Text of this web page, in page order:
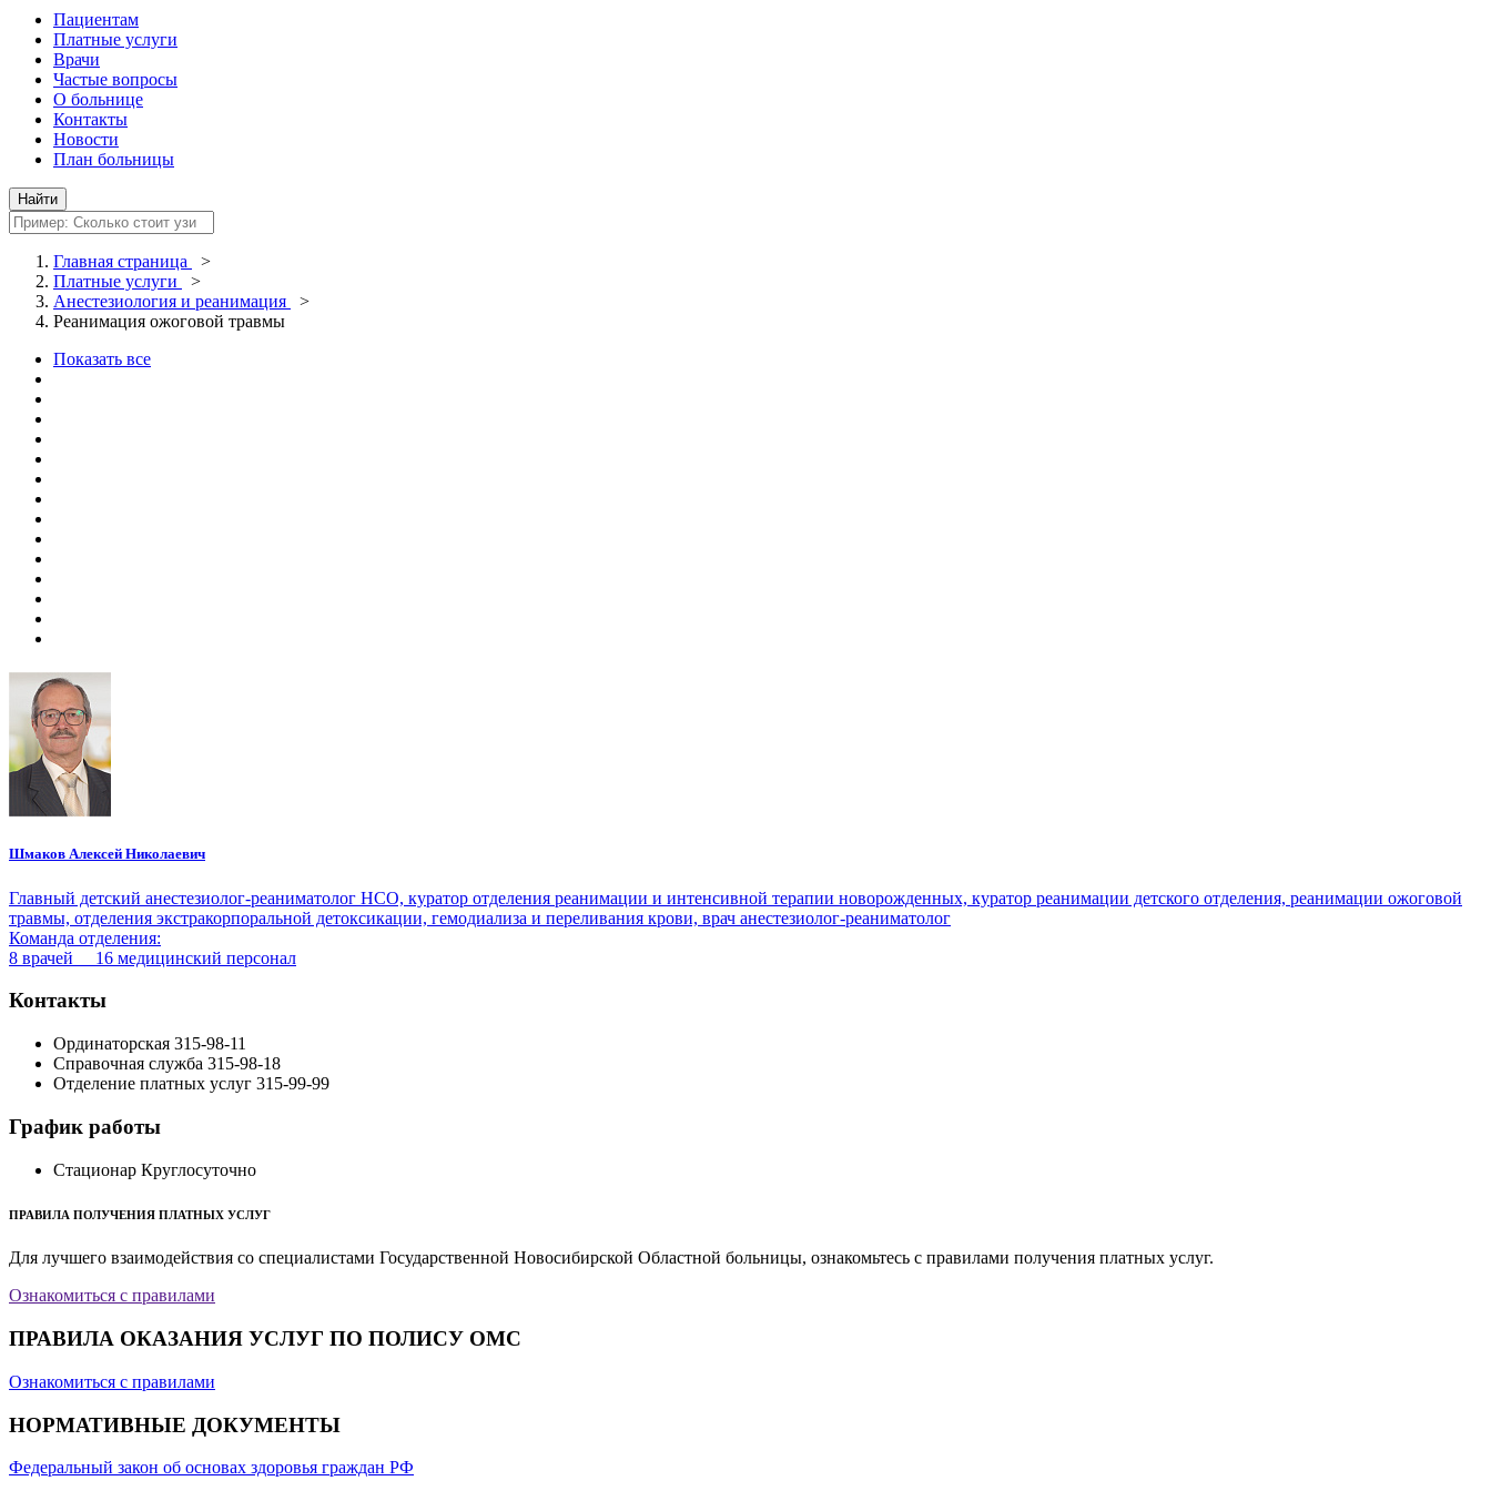
Пациентам
Платные услуги
Врачи
Частые вопросы
О больнице
Контакты
Новости
План больницы
Главная страница
>
Платные услуги
>
Анестезиология и реанимация
>
Реанимация ожоговой травмы
Показать все
Шмаков Алексей Николаевич
Главный детский анестезиолог-реаниматолог НСО, куратор отделения реанимации и интенсивной терапии новорожденных, куратор реанимации детского отделения, реанимации ожоговой
травмы, отделения экстракорпоральной детоксикации, гемодиализа и переливания крови, врач анестезиолог-реаниматолог
Команда отделения:
8 врачей 16 медицинский персонал
Контакты
Ординаторская 315-98-11
Справочная служба 315-98-18
Отделение платных услуг 315-99-99
График работы
Стационар Круглосуточно
ПРАВИЛА ПОЛУЧЕНИЯ ПЛАТНЫХ УСЛУГ
Для лучшего взаимодействия со специалистами Государственной Новосибирской Областной больницы, ознакомьтесь с правилами получения платных услуг.
Ознакомиться с правилами
ПРАВИЛА ОКАЗАНИЯ УСЛУГ ПО ПОЛИСУ ОМС
Ознакомиться с правилами
НОРМАТИВНЫЕ ДОКУМЕНТЫ
Федеральный закон об основах здоровья граждан РФ